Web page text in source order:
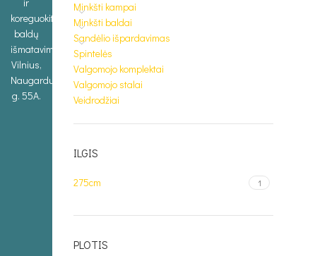
koreguokite
baldų
išmatavimus.
Vilnius,
Naugarduko
g. 55A.
Minkšti kampai
Minkšti baldai
Sandėlio išpardavimas
Spintelės
Valgomojo komplektai
Valgomojo stalai
Veidrodžiai
ILGIS
275cm 1
PLOTIS